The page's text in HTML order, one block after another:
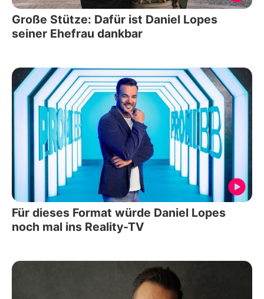
Große Stütze: Dafür ist Daniel Lopes
seiner Ehefrau dankbar
Für dieses Format würde Daniel Lopes
noch mal ins Reality-TV